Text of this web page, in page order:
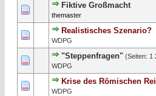
Fiktive Großmacht
themaster
0 Bewertung(en) - 0 von
Realistisches Szenario?
WDPG
0 Bewertung(en) - 0 von
1 2
"Steppenfragen" (Seiten: 1
WDPG
1 Bewertung(en) -
1 2
Krise des Römischen
WDPG
0 Bewertung(en) - 0 von
12